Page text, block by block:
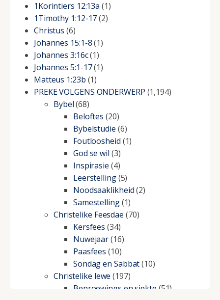
1Korintiers 12:13a (1)
1Timothy 1:12-17(2)
Christus (6)
Johannes 15:1-8(1)
Johannes 3:16c(1)
Johannes 5:1-17(1)
Matteus 1:23b (1)
PREKE VOLGENS ONDERWERP (1,194)
Bybel(68)
Beloftes (20)
Bybelstudie (6)
Foutloosheid (1)
God se wil (3)
Inspirasie (4)
Leerstelling(5)
Noodsaaklikheid(2)
Samestelling(1)
Christelike Feesdae (70)
Kersfees (34)
Nuwejaar(16)
Paasfees (10)
Sondag en Sabbat(10)
Christelike lewe (197)
Beproewings en siekte (51)